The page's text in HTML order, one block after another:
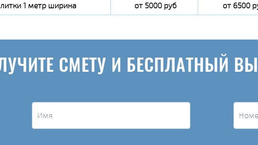
1 метр ширина
от 5000 руб от 6500
СМЕТУ И БЕСПЛАТНЫЙ